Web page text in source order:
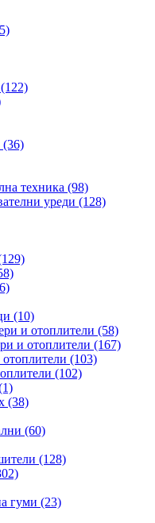
(122)
(36)
техника (98)
уреди (128)
(10)
и отоплители (58)
и отоплители (167)
(103)
(102)
(38)
(60)
(128)
гуми (23)